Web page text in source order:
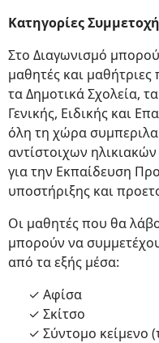
Κατηγορίες
Στο Διαγωνισμό
μαθητές και
τα Δημοτικά Σχολεία,
Γενικής, Ειδικής και
όλη τη χώρα
αντίστοιχων
για την Εκπαίδευση
υποστήριξης και
Οι μαθητές που θα
μπορούν να
από τα εξής μέσα:
✓ Αφίσα
✓ Σκίτσο
✓ Σύντομο κείμενο